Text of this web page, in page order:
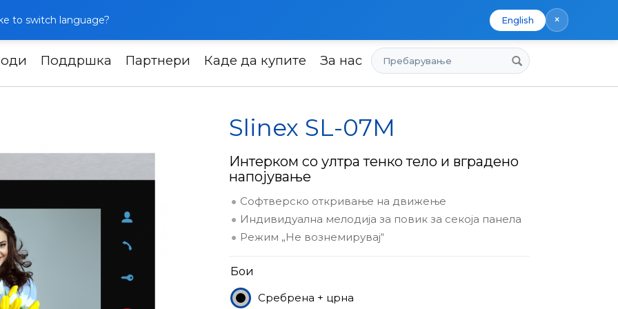
to switch language? English ×
Поддршка Партнери Каде да купите За нас Пребарување
Slinex SL-07M
Slinex SL-07M
Интерком со ултра тенко тело и вградено
напојување
Софтверско откривање на движење
Индивидуална мелодија за повик за секоја панела
Режим „Не вознемирувај“
Бои
Сребрена + црна